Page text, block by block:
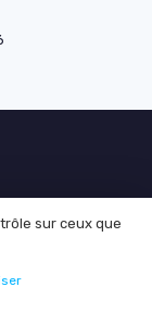
sur ceux que